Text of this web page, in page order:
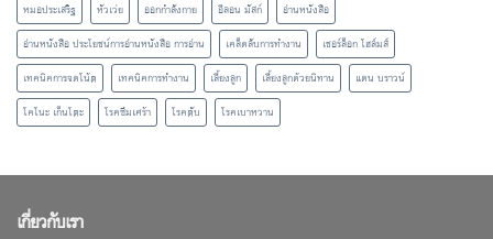
หมอประเสริฐ
หัวเว่ย ออกกำลังกาย อีลอน มัสก์
อ่านหนังสือ
อ่านหนังสือ ประโยชน์การอ่านหนังสือ การอ่าน
เคล็ดลับการทำงาน
เชอร์ล็อก โฮล์มส์
เทคนิคการจดโน้ต
เทคนิคการทำงาน เลี้ยงลูก เลี้ยงลูกด้วยนิทาน
แดน บราวน์
โคโนะ เก็นโตะ
โรคซึมเศร้า โรคตับ โรคเบาหวาน
เกี่ยวกับเรา